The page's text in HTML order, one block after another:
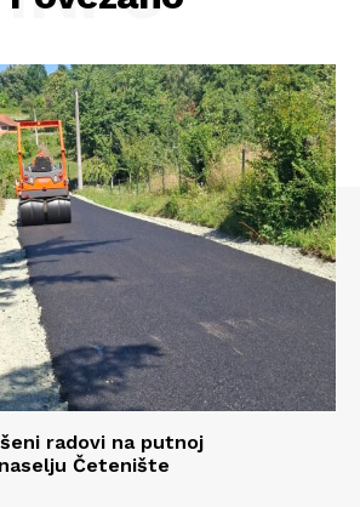
radovi na putnoj
Četenište